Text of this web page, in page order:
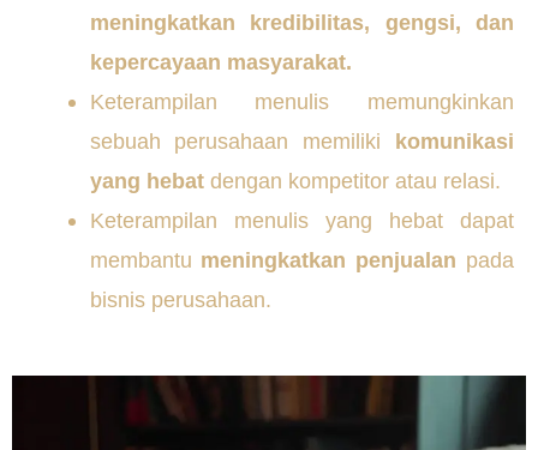
meningkatkan kredibilitas, gengsi, dan
kepercayaan masyarakat.
Keterampilan menulis memungkinkan
sebuah perusahaan memiliki komunikasi
yang hebatdengan kompetitor atau relasi.
Keterampilan menulis yang hebat dapat
membantu meningkatkan penjualan pada
bisnis perusahaan.